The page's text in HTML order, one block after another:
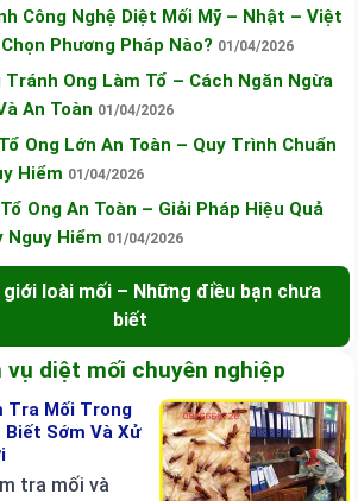
Công Nghệ Diệt Mối Mỹ – Nhật – Việt
Phương Pháp Nào? 01/04/2026
Ong Làm Tổ – Cách Ngăn Ngừa
An Toàn 01/04/2026
Ong Lớn An Toàn – Quy Trình Chuẩn
Hiểm 01/04/2026
Ong An Toàn – Giải Pháp Hiệu Quả
Nguy Hiểm 01/04/2026
loài mối – Những điều bạn chưa
biết
vụ diệt mối chuyên nghiệp
Tra Mối Trong
Biết Sớm Và Xử
tra mối và